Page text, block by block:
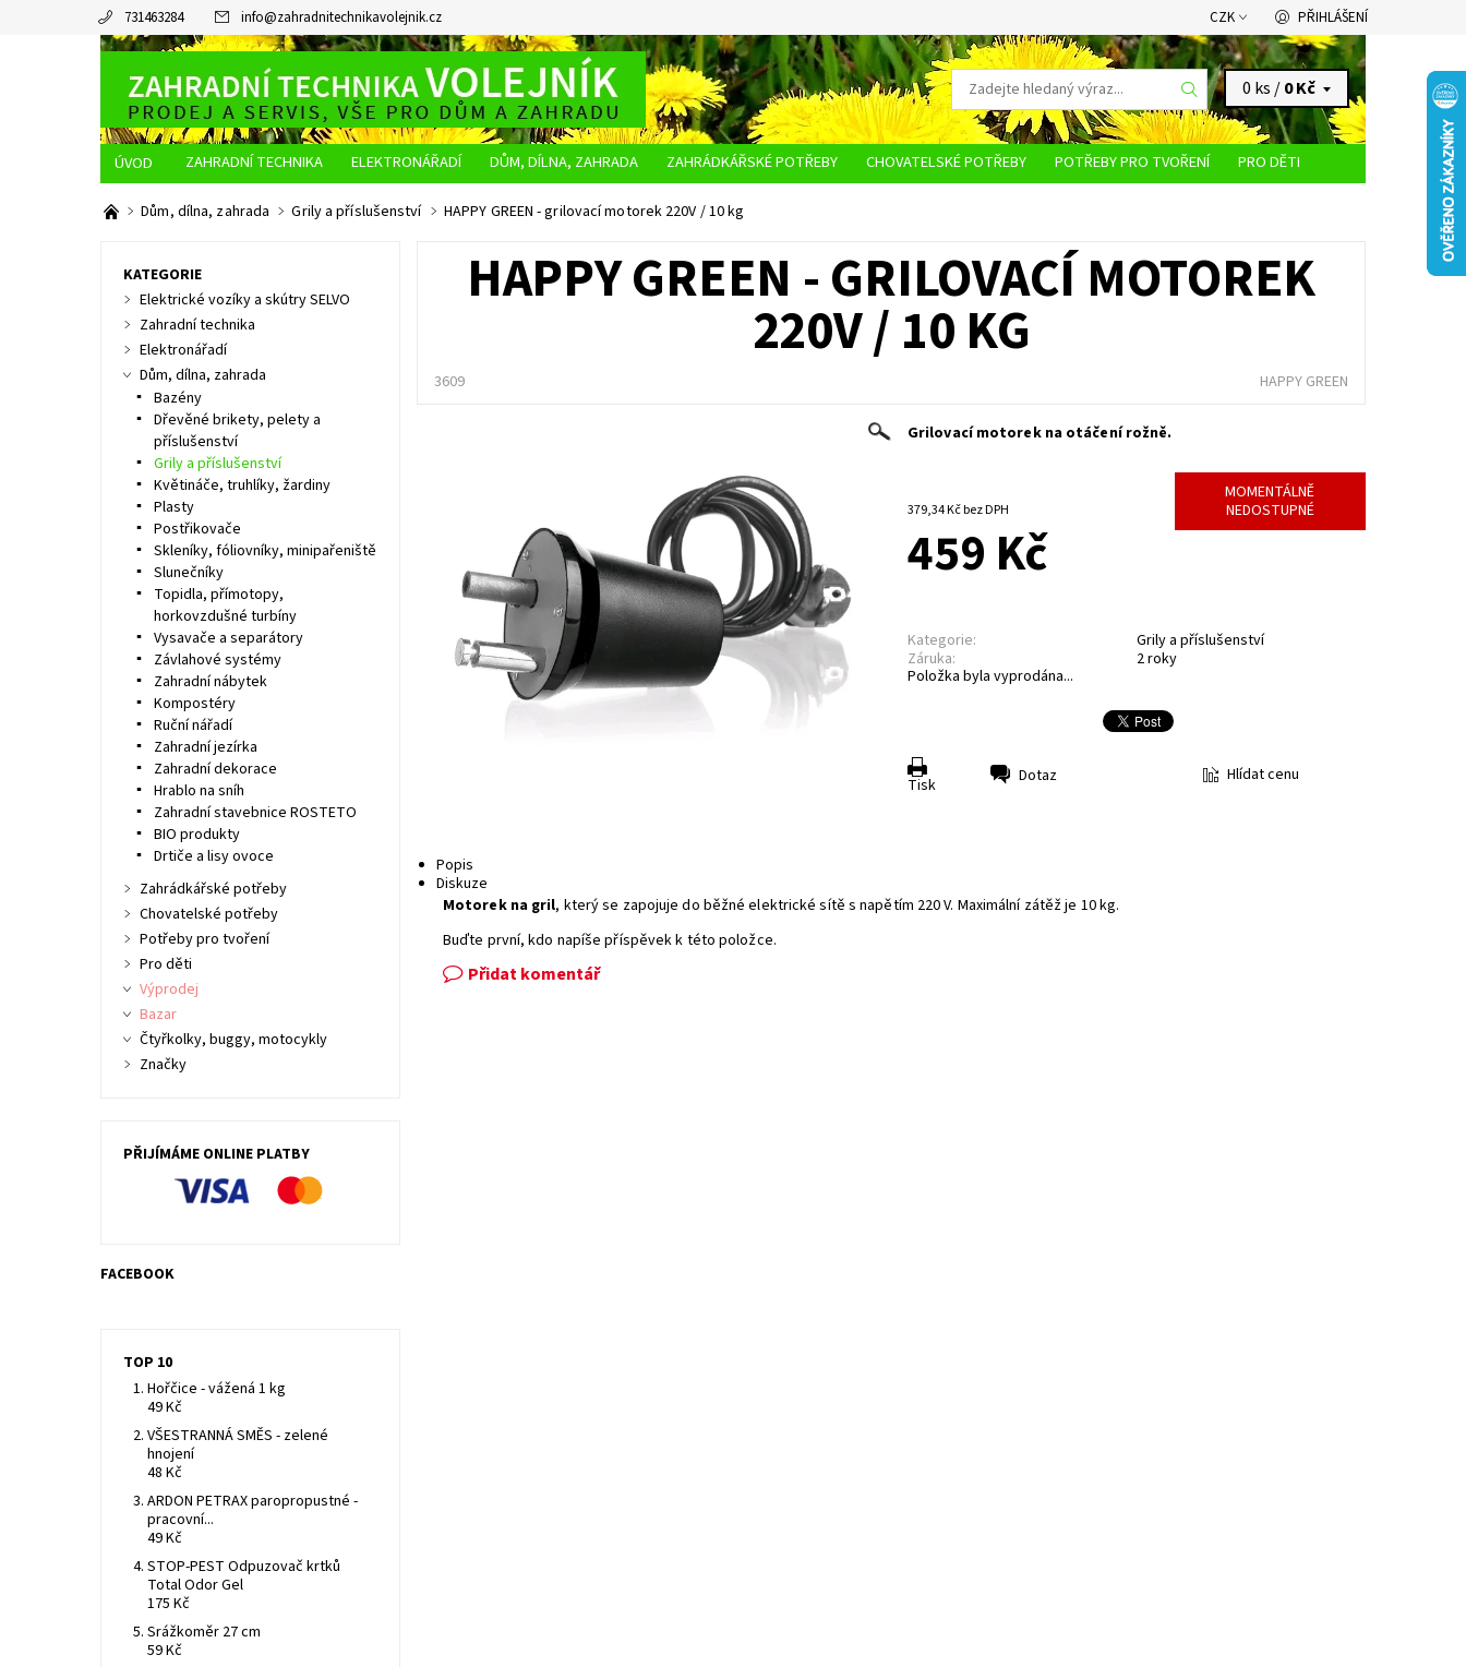
731463284 info@zahradnitechnikavolejnik.cz CZK PŘIHLÁŠENÍ
0 ks /0 Kč
ZAHRADNÍ TECHNIKA ELEKTRONÁŘADÍ DŮM, DÍLNA, ZAHRADA ZAHRÁDKÁŘSKÉ POTŘEBY CHOVATELSKÉ POTŘEBY POTŘEBY PRO TVOŘENÍ
PRO DĚTI
O NÁS
JAK NAKUPOVAT DOPRAVA A PLATBA OBCHODNÍ PODMÍNKY OCHRANA OSOBNÍCH ÚDAJŮ
Dům, dílna, zahrada Grily a příslušenství HAPPY GREEN - grilovací motorek 220V / 10 kg
HAPPY GREEN - GRILOVACÍ MOTOREK
220V / 10 KG
3609 HAPPY GREEN
Grilovací motorek na otáčení rožně.
379,34 Kč bez DPH
MOMENTÁLNĚ
NEDOSTUPNÉ
459 Kč
Kategorie:
Grily a příslušenství
Záruka:
2 roky
Položka byla vyprodána...
Tisk Dotaz Hlídat cenu
Popis
Diskuze
Motorek na gril, který se zapojuje do běžné elektrické sítě s napětím 220 V. Maximální zátěž je 10 kg.
Buďte první, kdo napíše příspěvek k této položce.
Přidat komentář
KATEGORIE
Elektrické vozíky a skútry SELVO
Zahradní technika
Elektronářadí
Dům, dílna, zahrada
Bazény
Dřevěné brikety, pelety a
příslušenství
Grily a příslušenství
Květináče, truhlíky, žardiny
Plasty
Postřikovače
Skleníky, fóliovníky, minipařeniště
Slunečníky
Topidla, přímotopy,
horkovzdušné turbíny
Vysavače a separátory
Závlahové systémy
Zahradní nábytek
Kompostéry
Ruční nářadí
Zahradní jezírka
Zahradní dekorace
Hrablo na sníh
Zahradní stavebnice ROSTETO
BIO produkty
Drtiče a lisy ovoce
Zahrádkářské potřeby
Chovatelské potřeby
Potřeby pro tvoření
Pro děti
Výprodej
Bazar
Čtyřkolky, buggy, motocykly
Značky
PŘIJÍMÁME ONLINE PLATBY
FACEBOOK
TOP 10
Hořčice - vážená 1 kg
49 Kč
VŠESTRANNÁ SMĚS - zelené
hnojení
48 Kč
ARDON PETRAX paropropustné -
pracovní...
49 Kč
STOP-PEST Odpuzovač krtků
Total Odor Gel
175 Kč
Srážkoměr 27 cm
59 Kč